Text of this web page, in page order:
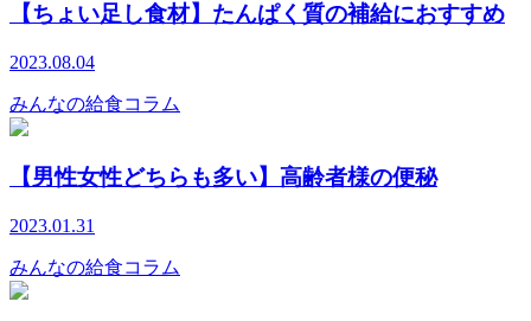
【ちょい足し食材】たんぱく質の補給におすすめ
2023.08.04
みんなの給食コラム
【男性女性どちらも多い】高齢者様の便秘
2023.01.31
みんなの給食コラム